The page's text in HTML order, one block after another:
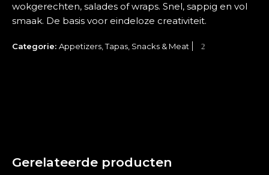
wokgerechten, salades of wraps. Snel, sappig en vol
smaak. De basis voor eindeloze creativiteit.
Categorie: Appetizers, Tapas, Snacks & Meat
Gerelateerde producten